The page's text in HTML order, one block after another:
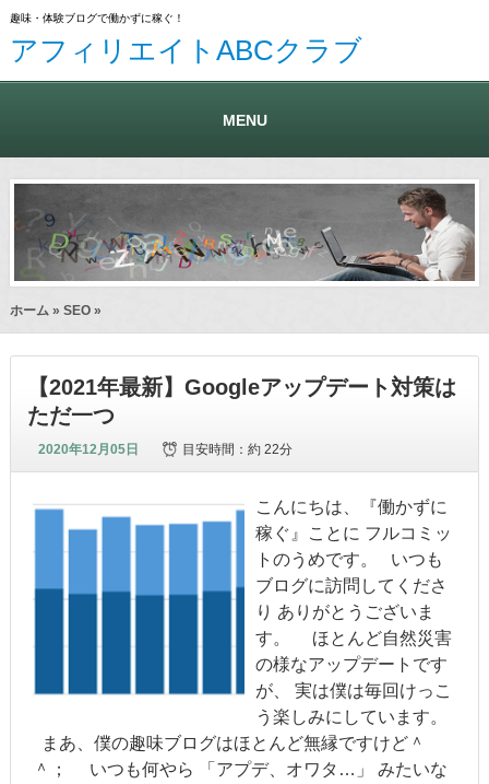
趣味・体験ブログで働かずに稼ぐ！
アフィリエイトABCクラブ
MENU
ホーム » SEO»
【2021年最新】Googleアップデート対策は
ただ一つ
2020年12月05日 目安時間：約 22分
こんにちは、『働かずに
稼ぐ』ことに フルコミッ
トのうめです。 いつも
ブログに訪問してくださ
り ありがとうございま
す。 ほとんど自然災害
の様なアップデートです
が、 実は僕は毎回けっこ
う楽しみにしています。
まあ、僕の趣味ブログはほとんど無縁ですけど＾
＾； いつも何やら 「アプデ、オワタ…」 みたいな